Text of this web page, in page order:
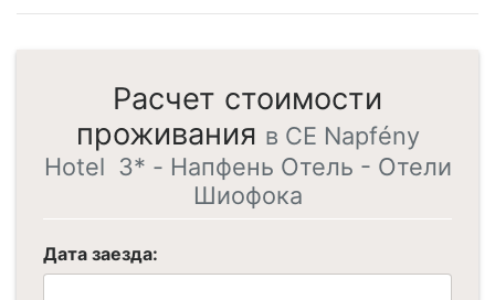
Расчет стоимости
проживания в CE Napfény
Hotel 3* - Напфень Отель - Отели
Шиофока
Дата заезда: